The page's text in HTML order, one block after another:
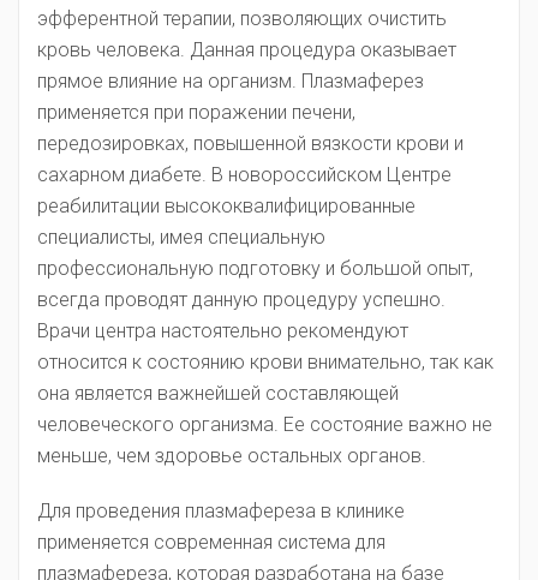
эфферентной терапии, позволяющих очистить
кровь человека. Данная процедура оказывает
прямое влияние на организм. Плазмаферез
применяется при поражении печени,
передозировках, повышенной вязкости крови и
сахарном диабете. В новороссийском Центре
реабилитации высококвалифицированные
специалисты, имея специальную
профессиональную подготовку и большой опыт,
всегда проводят данную процедуру успешно.
Врачи центра настоятельно рекомендуют
относится к состоянию крови внимательно, так как
она является важнейшей составляющей
человеческого организма. Ее состояние важно не
меньше, чем здоровье остальных органов.
Для проведения плазмафереза в клинике
применяется современная система для
плазмафереза, которая разработана на базе